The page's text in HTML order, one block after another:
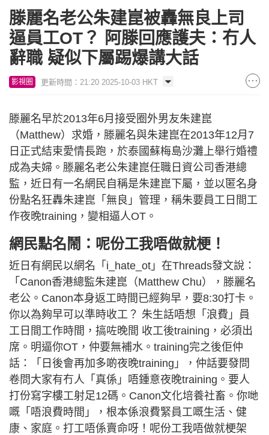
滕麗名老公朱建崑被轟無良上司
逼員工OT？ 阿滕回應護夫：冇人
辭職 疑似下屬踢爆講大話
影視圈 更新時間：21:20 2025-10-03 HKT
滕麗名早於2013年6月接受圈外男友朱建崑
（Matthew）求婚，滕麗名與朱建崑在2013年12月7
日正式結束愛情長跑，於泰國蘇梅島沙灘上舉行婚禮
成為夫婦。滕麗名老公朱建崑任職日資公司香港總
監，近日有一名網民自稱是朱建崑下屬，並以匿名身
份點名狂轟朱建崑「無良」管理，稱朱要員工日間工
作夜晚training，變相逼人OT。
網民點名鬧：呢份工我唔做就梗！
近日有網民以網名「i_hate_ot」在Threads發文說：
「Canon香港總監朱建崑（Matthew Chu），滕麗名
老公。Canon本身返工時間已經夠早，要8:30打卡。
你以為夠早可以準時收工？ 朱生話唔想「浪費」員
工日間工作時間，搞咗晚間 收工後training，必須出
席。明逼你OT，仲要無補水。training完之後佢仲
話：「日後會再加多啲夜晚training」，仲話要發問
卷問大家有冇人「真係」唔鍾意夜晚training。要人
打份寫字樓工射足12碼。Canon文化培養社畜。你哋
嘅「唔浪費時間」，根本係浪費緊員工嘅生活、健
康、家庭。打工唔係賣命呀！呢份工我唔做就梗架